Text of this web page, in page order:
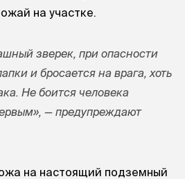
на участке.
зверек, при опасности
и бросается на врага, хоть
Не боится человека
— предупреждают
на настоящий подземный